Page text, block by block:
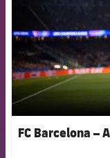
FC Barcelona –